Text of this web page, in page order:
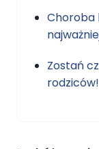
Choroba
Zostań
rodziców!